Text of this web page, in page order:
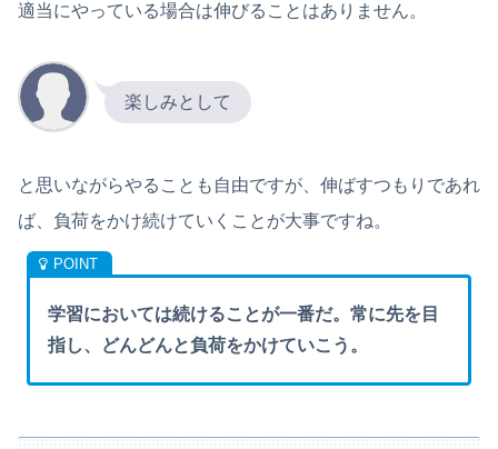
適当にやっている場合は伸びることはありません。
楽しみとして
と思いながらやることも自由ですが、伸ばすつもりであれ
ば、負荷をかけ続けていくことが大事ですね。
学習においては続けることが一番だ。常に先を目
指し、どんどんと負荷をかけていこう。